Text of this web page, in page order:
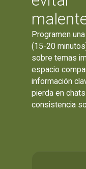
Programen
(15-20
sobre temas
espacio
información
pierda en
consistencia